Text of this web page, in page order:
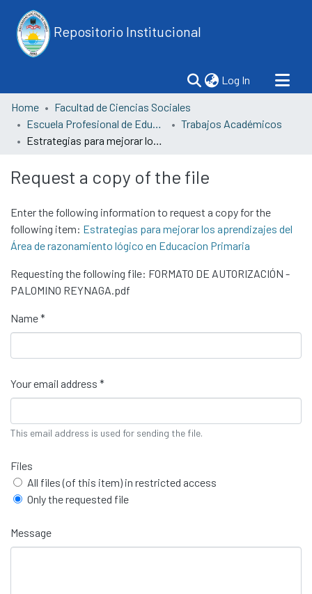
Repositorio Institucional
Log In (current)
Home
Facultad de Ciencias Sociales
Escuela Profesional de Educación
Trabajos Académicos
Estrategias para mejorar los aprendizajes del Área de razonamiento lógico en Educacion Primaria
Request a copy of the file
Enter the following information to request a copy for the
following item: Estrategias para mejorar los aprendizajes del
Área de razonamiento lógico en Educacion Primaria
Requesting the following file: FORMATO DE AUTORIZACIÓN -
PALOMINO REYNAGA.pdf
Name *
Your email address *
This email address is used for sending the file.
Files
All files (of this item) in restricted access
Only the requested file
Message